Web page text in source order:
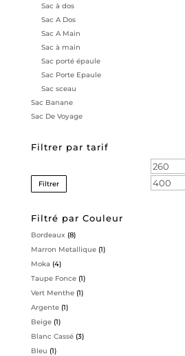
Sac à dos
Sac A Dos
Sac A Main
Sac à main
Sac porté épaule
Sac Porte Epaule
Sac sceau
Sac Banane
Sac De Voyage
Filtrer par tarif
Prix
min
Filtrer
Filtré par Couleur
Bordeaux (8)
Marron Metallique (1)
Moka (4)
Taupe Fonce (1)
Vert Menthe (1)
Argente (1)
Beige (1)
Blanc Cassé (3)
Bleu (1)